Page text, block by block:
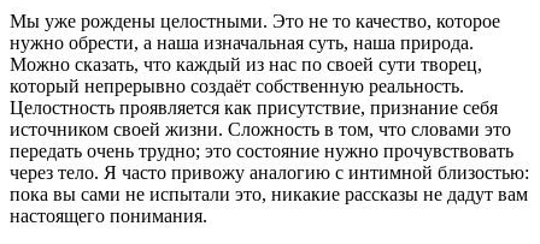
Мы уже рождены целостными. Это не то качество, которое
нужно обрести, а наша изначальная суть, наша природа.
Можно сказать, что каждый из нас по своей сути творец,
который непрерывно создаёт собственную реальность.
Целостность проявляется как присутствие, признание себя
источником своей жизни. Сложность в том, что словами это
передать очень трудно; это состояние нужно прочувствовать
через тело. Я часто привожу аналогию с интимной близостью:
пока вы сами не испытали это, никакие рассказы не дадут вам
настоящего понимания.